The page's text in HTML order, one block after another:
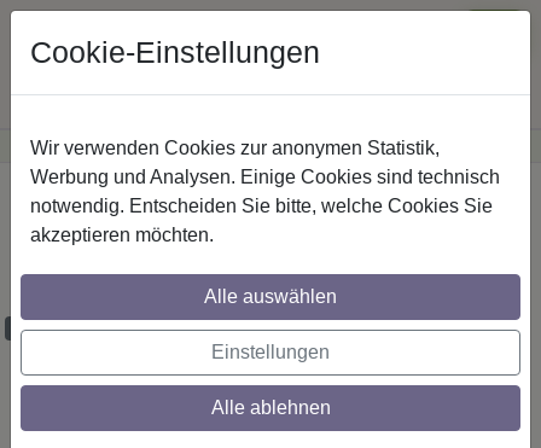
Günstige Versandkosteninnerhalb Österreichs· Sichere Zahlung
Startseite
Stilg. 20 mm 2-lfg. Platon Bento 260 cm
Schwarz
Maßzuschnitt möglich
Cookie-Einstellungen
Wir verwenden Cookies zur anonymen Statistik,
Werbung und Analysen. Einige Cookies sind technisch
notwendig. Entscheiden Sie bitte, welche Cookies Sie
akzeptieren möchten.
Alle auswählen
Einstellungen
Alle ablehnen